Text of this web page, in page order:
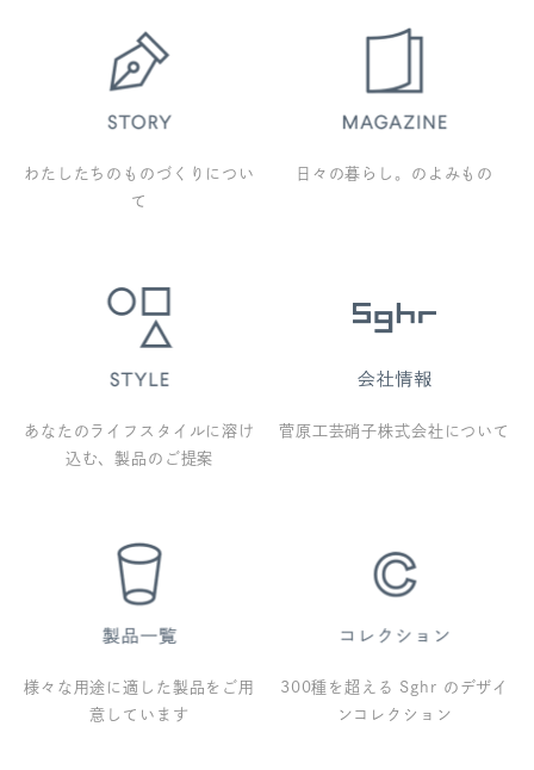
わたしたちのものづくりについ
て
日々の暮らし。のよみもの
あなたのライフスタイルに溶け
込む、製品のご提案
菅原工芸硝子株式会社について
様々な用途に適した製品をご用
意しています
300種を超える Sghr のデザイ
ンコレクション